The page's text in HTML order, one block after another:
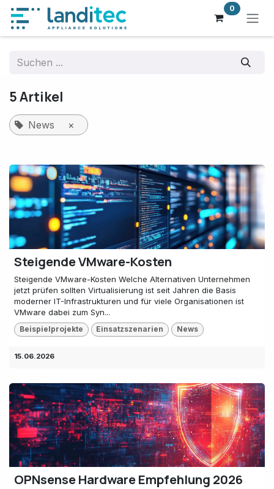
Zum Inhalt springen 0
5 Artikel
News ×
Steigende VMware-Kosten
Steigende VMware-Kosten Welche Alternativen Unternehmen
jetzt prüfen sollten Virtualisierung ist seit Jahren die Basis
moderner IT-Infrastrukturen und für viele Organisationen ist
VMware dabei zum Syn...
Beispielprojekte Einsatzszenarien News
15.06.2026
OPNsense Hardware Empfehlung 2026